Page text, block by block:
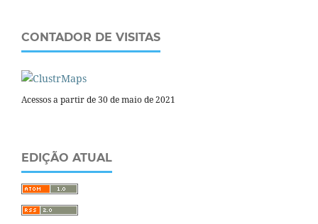
CONTADOR DE VISITAS
Acessos a partir de 30 de maio de 2021
EDIÇÃO ATUAL